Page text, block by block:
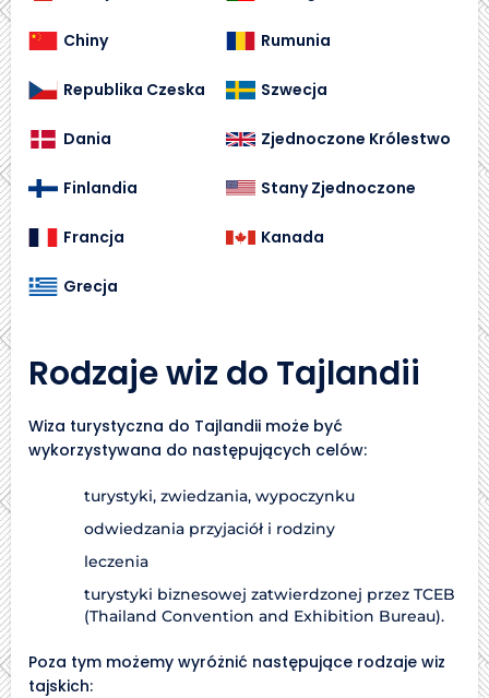
Chiny
Republika Czeska
Dania
Finlandia
Francja
Grecja
Rumunia
Szwecja
Zjednoczone Królestwo
Stany Zjednoczone
Kanada
Rodzaje wiz do Tajlandii
Wiza turystyczna do Tajlandii może być
wykorzystywana do następujących celów:
turystyki, zwiedzania, wypoczynku
odwiedzania przyjaciół i rodziny
leczenia
turystyki biznesowej zatwierdzonej przez TCEB
(Thailand Convention and Exhibition Bureau).
Poza tym możemy wyróżnić następujące rodzaje wiz
tajskich: